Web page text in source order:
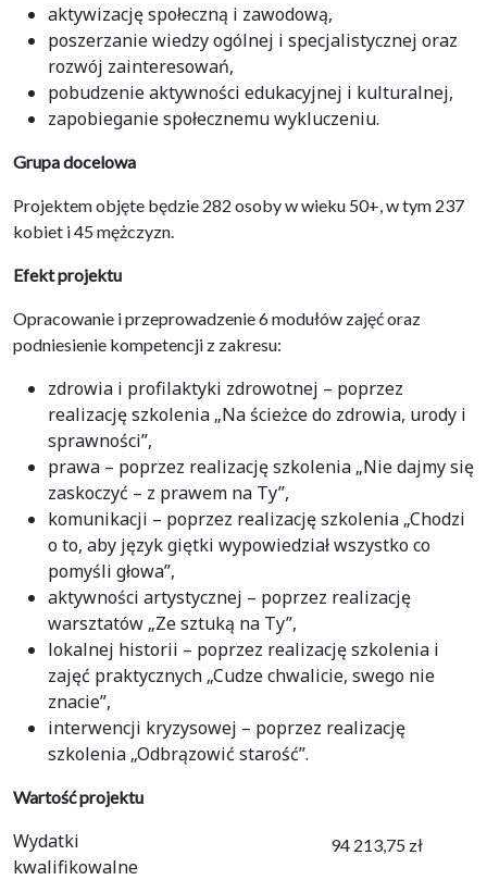
aktywizację społeczną i zawodową,
poszerzanie wiedzy ogólnej i specjalistycznej oraz
rozwój zainteresowań,
pobudzenie aktywności edukacyjnej i kulturalnej,
zapobieganie społecznemu wykluczeniu.
Grupa docelowa
Projektem objęte będzie 282 osoby w wieku 50+, w tym 237
kobiet i 45 mężczyzn.
Efekt projektu
Opracowanie i przeprowadzenie 6 modułów zajęć oraz
podniesienie kompetencji z zakresu:
zdrowia i profilaktyki zdrowotnej – poprzez
realizację szkolenia „Na ścieżce do zdrowia, urody i
sprawności”,
prawa – poprzez realizację szkolenia „Nie dajmy się
zaskoczyć – z prawem na Ty”,
komunikacji – poprzez realizację szkolenia „Chodzi
o to, aby język giętki wypowiedział wszystko co
pomyśli głowa”,
aktywności artystycznej – poprzez realizację
warsztatów „Ze sztuką na Ty”,
lokalnej historii – poprzez realizację szkolenia i
zajęć praktycznych „Cudze chwalicie, swego nie
znacie”,
interwencji kryzysowej – poprzez realizację
szkolenia „Odbrązowić starość”.
Wartość projektu
Wydatki
kwalifikowalne
94 213,75 zł